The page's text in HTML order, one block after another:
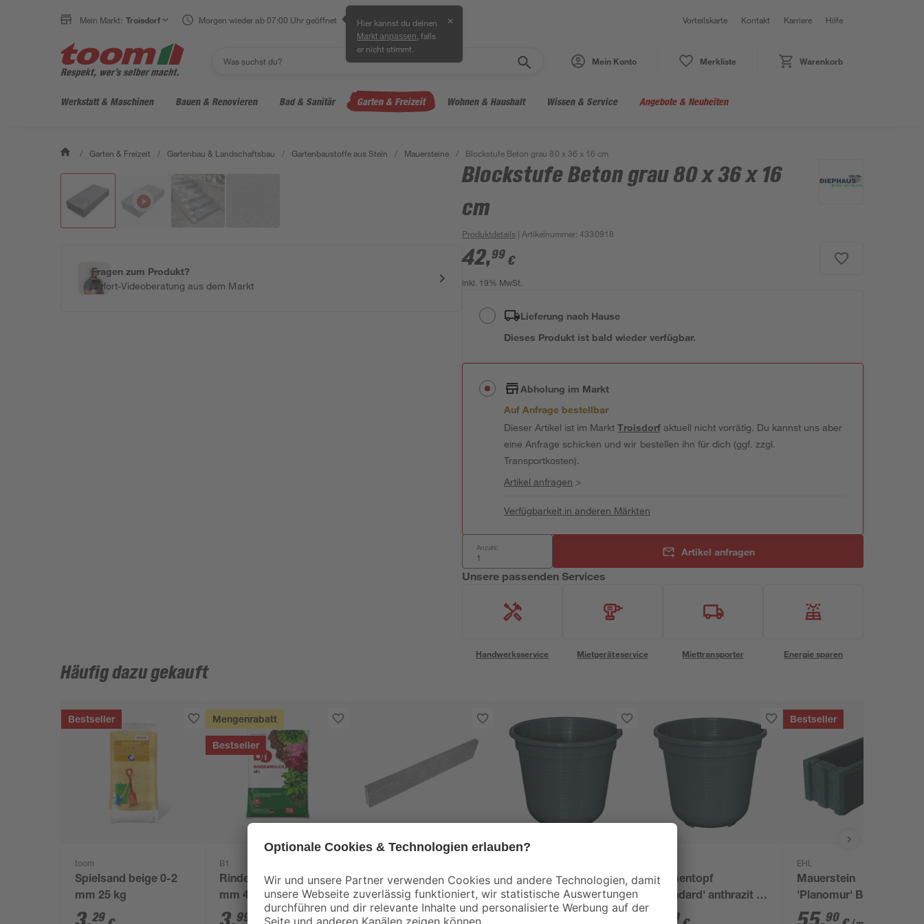
Mein Markt: Troisdorf Morgen wieder ab 07:00 Uhr geöffnet Hier kannst du deinen
Markt anpassen , falls
er nicht stimmt.
✕ Vorteilskarte Kontakt Karriere Hilfe
Mein Konto Merkliste Warenkorb
Werkstatt & Maschinen Bauen & Renovieren Bad & Sanitär Garten & Freizeit Wohnen & Haushalt Wissen & Service Angebote & Neuheiten
/ Garten & Freizeit / Gartenbau & Landschaftsbau / Gartenbaustoffe aus Stein / Mauersteine / Blockstufe Beton grau 80 x 36 x 16 cm
Fragen zum Produkt?
Sofort-Videoberatung aus dem Markt
Blockstufe Beton grau 80 x 36 x 16
cm
Produktdetails | Artikelnummer:4330918
42,99 €
inkl. 19% MwSt.
Lieferung nach Hause
Dieses Produkt ist bald wieder verfügbar.
Abholung im Markt
Auf Anfrage bestellbar
Dieser Artikel ist im MarktTroisdorfaktuell nicht vorrätig. Du kannst uns aber
eine Anfrage schicken und wir bestellen ihn für dich (ggf. zzgl.
Transportkosten).
Artikel anfragen >
Verfügbarkeit in anderen Märkten
Anzahl: Artikel anfragen
Unsere passenden Services
Handwerksservice Mietgeräteservice Miettransporter Energie sparen
Häufig dazu gekauft
Bestseller
toom
Spielsand beige 0-2
mm 25 kg
29
Mengenrabatt
Bestseller
B1
Rindenmulch 0-40
mm 40 l
99
Raseneinfassung
'Rasenbord'
beidseitig abgerundet
49
Blumentopf
'Standard' anthrazit Ø
14 cm
Blumentopf
'Standard' anthrazit Ø
16 cm
89
Bestseller
EHL
Mauerstein
'Planomur' Beton
anthrazit 50 x 25 x 20
90